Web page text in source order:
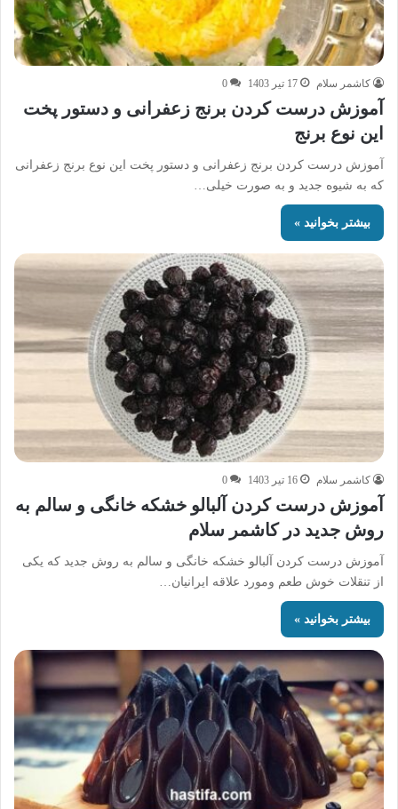
کاشمر سلام 17 تیر 1403 0
آموزش درست کردن برنج زعفرانی و دستور پخت
این نوع برنج
آموزش درست کردن برنج زعفرانی و دستور پخت این نوع برنج زعفرانی
که به شیوه جدید و به صورت خیلی…
بیشتر بخوانید »
کاشمر سلام 16 تیر 1403 0
آموزش درست کردن آلبالو خشکه خانگی و سالم به
روش جدید در کاشمر سلام
آموزش درست کردن آلبالو خشکه خانگی و سالم به روش جدید که یکی
از تنقلات خوش طعم ومورد علاقه ایرانیان…
بیشتر بخوانید »